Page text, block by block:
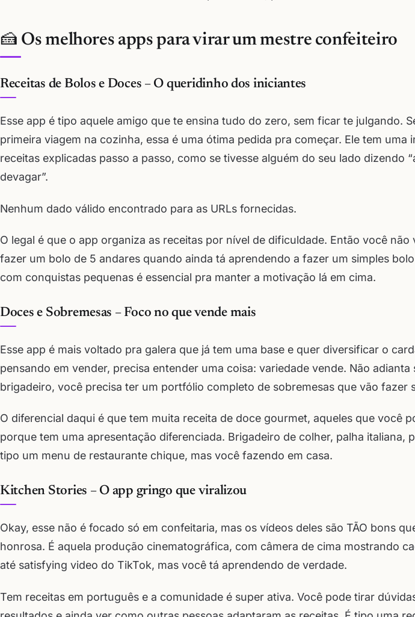
🍰 Os melhores apps para virar um mestre confeiteiro
Receitas de Bolos e Doces – O queridinho dos iniciantes
Esse app é tipo aquele amigo que te ensina tudo do zero, sem ficar te julgando.
primeira viagem na cozinha, essa é uma ótima pedida pra começar. Ele tem uma
receitas explicadas passo a passo, como se tivesse alguém do seu lado dizendo
devagar”.
Nenhum dado válido encontrado para as URLs fornecidas.
O legal é que o app organiza as receitas por nível de dificuldade. Então você
fazer um bolo de 5 andares quando ainda tá aprendendo a fazer um simples
com conquistas pequenas é essencial pra manter a motivação lá em cima.
Doces e Sobremesas – Foco no que vende mais
Esse app é mais voltado pra galera que já tem uma base e quer diversificar o
pensando em vender, precisa entender uma coisa: variedade vende. Não adianta
brigadeiro, você precisa ter um portfólio completo de sobremesas que vão fazer
O diferencial daqui é que tem muita receita de doce gourmet, aqueles que você
porque tem uma apresentação diferenciada. Brigadeiro de colher, palha italiana,
tipo um menu de restaurante chique, mas você fazendo em casa.
Kitchen Stories – O app gringo que viralizou
Okay, esse não é focado só em confeitaria, mas os vídeos deles são TÃO bons
honrosa. É aquela produção cinematográfica, com câmera de cima mostrando
até satisfying video do TikTok, mas você tá aprendendo de verdade.
Tem receitas em português e a comunidade é super ativa. Você pode tirar